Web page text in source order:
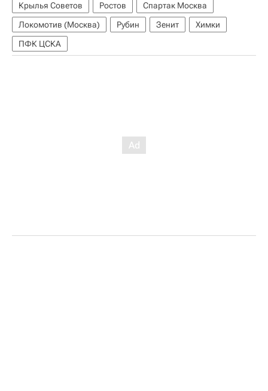
Крылья Советов
Ростов
Спартак Москва
Локомотив (Москва)
Рубин Зенит
Химки
ПФК ЦСКА